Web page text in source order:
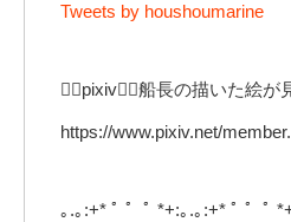
Tweets by houshoumarine
🏴‍☠️pixiv🏴‍☠️船長の描いた絵が
https://www.pixiv.net/
｡.｡:+* ﾟ ゜ﾟ *+:｡.｡:+* ﾟ ゜ﾟ